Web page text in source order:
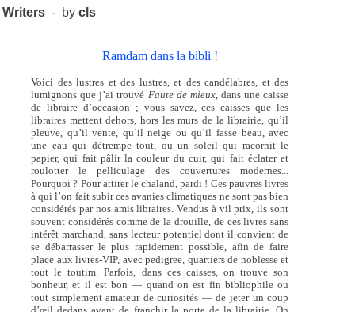
Writers - bycls
Ramdam dans la bibli !
Voici des lustres et des lustres, et des candélabres, et des
lumignons que j’ai trouvé Faute de mieux, dans une caisse
de libraire d’occasion ; vous savez, ces caisses que les
libraires mettent dehors, hors les murs de la librairie, qu’il
pleuve, qu’il vente, qu’il neige ou qu’il fasse beau, avec
une eau qui détrempe tout, ou un soleil qui racornit le
papier, qui fait pâlir la couleur du cuir, qui fait éclater et
roulotter le pelliculage des couvertures modernes...
Pourquoi ? Pour attirer le chaland, pardi ! Ces pauvres livres
à qui l’on fait subir ces avanies climatiques ne sont pas bien
considérés par nos amis libraires. Vendus à vil prix, ils sont
souvent considérés comme de la drouille, de ces livres sans
intérêt marchand, sans lecteur potentiel dont il convient de
se débarrasser le plus rapidement possible, afin de faire
place aux livres-VIP, avec pedigree, quartiers de noblesse et
tout le toutim. Parfois, dans ces caisses, on trouve son
bonheur, et il est bon — quand on est fin bibliophile ou
tout simplement amateur de curiosités — de jeter un coup